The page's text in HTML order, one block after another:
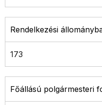
Rendelkezési
173
Főállású polgármesteri